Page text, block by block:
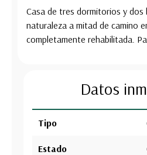
Casa de tres dormitorios y dos
naturaleza a mitad de camino
completamente rehabilitada.
Datos
Tipo
Estado